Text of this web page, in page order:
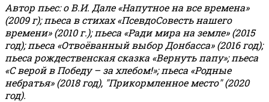
Автор пьес: о В.И. Дале «Напутное на все времена»
(2009 г); пьеса в стихах «ПсевдоСовесть нашего
времени» (2010 г.); пьеса «Ради мира на земле» (2015
год); пьеса «Отвоёванный выбор Донбасса» (2016 год);
пьеса рождественская сказка «Вернуть папу»; пьеса
«С верой в Победу – за хлебом!»;пьеса «Родные
небратья» (2018 год), "Прикормленное место" (2020
год).